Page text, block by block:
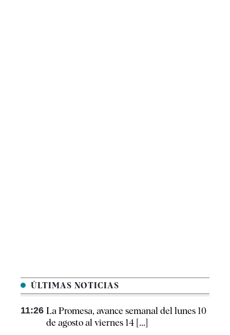
ÚLTIMAS NOTICIAS
11:26 La Promesa, avance semanal del lunes 10
de agosto al viernes 14 [...]